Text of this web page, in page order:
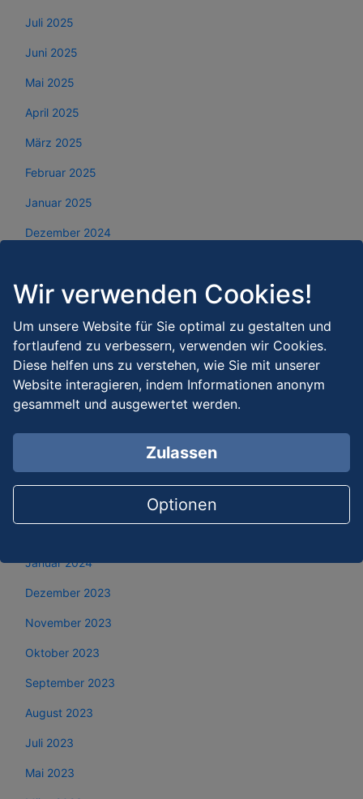
Juli 2025
Juni 2025
Mai 2025
April 2025
März 2025
Februar 2025
Januar 2025
Dezember 2024
Oktober 2024
September 2024
August 2024
Juli 2024
Juni 2024
April 2024
Januar 2024
Dezember 2023
November 2023
Oktober 2023
September 2023
August 2023
Juli 2023
Mai 2023
Wir verwenden Cookies!
Um unsere Website für Sie optimal zu gestalten und
fortlaufend zu verbessern, verwenden wir Cookies.
Diese helfen uns zu verstehen, wie Sie mit unserer
Website interagieren, indem Informationen anonym
gesammelt und ausgewertet werden.
Zulassen
Optionen